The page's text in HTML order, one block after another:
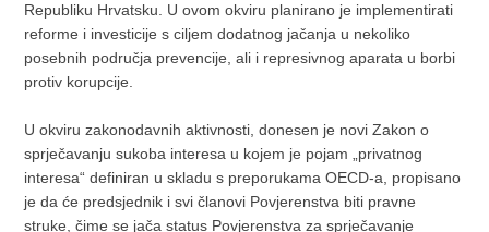
Republiku Hrvatsku. U ovom okviru planirano je implementirati
reforme i investicije s ciljem dodatnog jačanja u nekoliko
posebnih područja prevencije, ali i represivnog aparata u borbi
protiv korupcije.
U okviru zakonodavnih aktivnosti, donesen je novi Zakon o
sprječavanju sukoba interesa u kojem je pojam „privatnog
interesa“ definiran u skladu s preporukama OECD-a, propisano
je da će predsjednik i svi članovi Povjerenstva biti pravne
struke, čime se jača status Povjerenstva za sprječavanje